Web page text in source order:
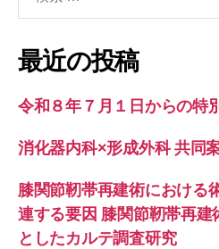
象:
最近の投稿
令和８年７月１日からの特
消化器内科×形成外科 共同
膝関節靭帯再建術における
連する要因 膝関節靭帯再
としたカルテ調査研究